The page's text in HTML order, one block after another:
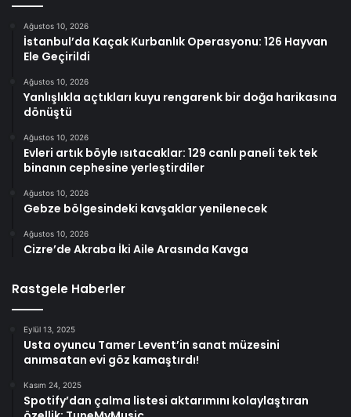
Ağustos 10, 2026
İstanbul’da Kaçak Kurbanlık Operasyonu: 126 Hayvan
Ele Geçirildi
Ağustos 10, 2026
Yanlışlıkla açtıkları kuyu rengarenk bir doğa harikasına
dönüştü
Ağustos 10, 2026
Evleri artık böyle ısıtacaklar: 129 canlı paneli tek tek
binanın cephesine yerleştirdiler
Ağustos 10, 2026
Gebze bölgesindeki kavşaklar yenilenecek
Ağustos 10, 2026
Cizre’de Akraba İki Aile Arasında Kavga
Rastgele Haberler
Eylül 13, 2025
Usta oyuncu Tamer Levent’in sanat müzesini
anımsatan evi göz kamaştırdı!
Kasım 24, 2025
Spotify’dan çalma listesi aktarımını kolaylaştıran